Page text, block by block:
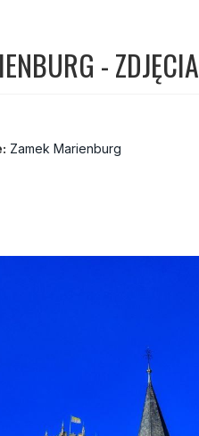
- ZDJĘCIA
Zamek Marienburg